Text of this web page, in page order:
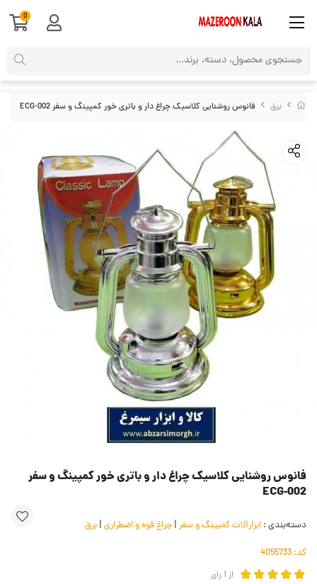
برق فانوس روشنایی کلاسیک چراغ دار و باتری خور کمپینگ و سفر ECG-002
فانوس روشنایی کلاسیک چراغ دار و باتری خور کمپینگ و سفر
ECG-002
دسته‌بندی : ابزارآلات کمپینگ و سفر | چراغ قوه و اضطراری | برق
کد:
از 1رای
0